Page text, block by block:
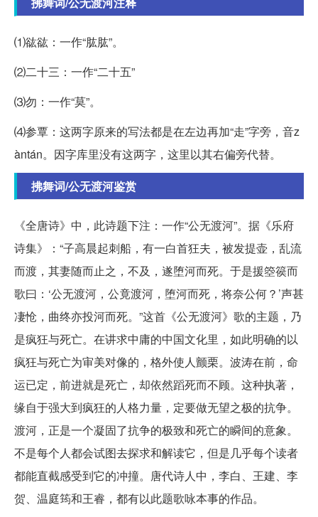
⑴谹谹：一作“肱肱”。
⑵二十三：一作“二十五”
⑶勿：一作“莫”。
⑷参覃：这两字原来的写法都是在左边再加“走”字旁，音z
àntán。因字库里没有这两字，这里以其右偏旁代替。
拂舞词/公无渡河鉴赏
《全唐诗》中，此诗题下注：一作“公无渡河”。据《乐府
诗集》：“子高晨起刺船，有一白首狂夫，被发提壶，乱流
而渡，其妻随而止之，不及，遂堕河而死。于是援箜篌而
歌曰：‘公无渡河，公竟渡河，堕河而死，将奈公何？’声甚
凄怆，曲终亦投河而死。”这首《公无渡河》歌的主题，乃
是疯狂与死亡。在讲求中庸的中国文化里，如此明确的以
疯狂与死亡为审美对像的，格外使人颤栗。波涛在前，命
运已定，前进就是死亡，却依然蹈死而不顾。这种执著，
缘自于强大到疯狂的人格力量，定要做无望之极的抗争。
渡河，正是一个凝固了抗争的极致和死亡的瞬间的意象。
不是每个人都会试图去探求和解读它，但是几乎每个读者
都能直截感受到它的冲撞。唐代诗人中，李白、王建、李
贺、温庭筠和王睿，都有以此题歌咏本事的作品。